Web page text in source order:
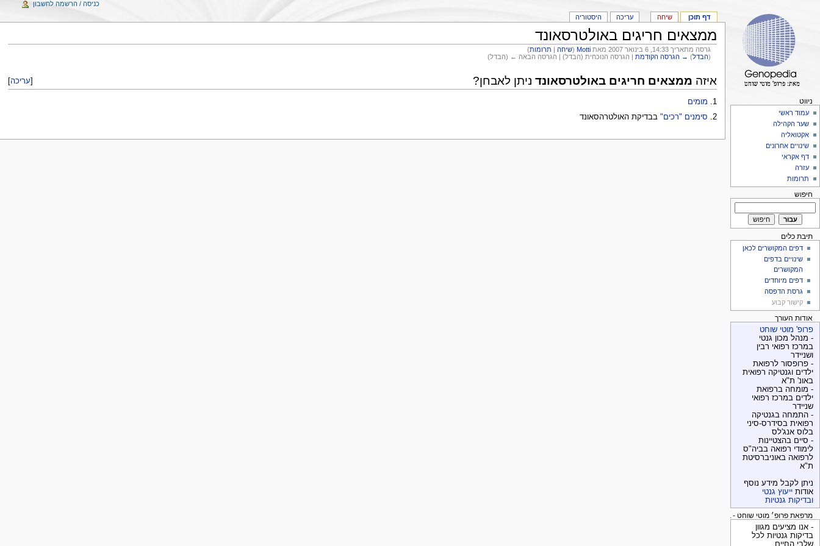
ממצאים חריגים באולטרסאונד
גרסה מתאריך 14:33, 6 בינואר 2007 מאת Motti
(שיחה | תרומות)
(הבדל) → הגרסה הקודמת | הגרסה הנוכחית (הבדל) | הגרסה הבאה ← (הבדל)
[עריכה] איזה ממצאים חריגים באולטרסאונדניתן לאבחן?
1.
מומים
2.
סימנים "רכים"בבדיקת האולטרהסאונד
דף תוכן שיחה עריכה היסטוריה
כניסה / הרשמה לחשבון
ניווט
עמוד ראשי
שער הקהילה
אקטואליה
שינויים אחרונים
דף אקראי
עזרה
תרומות
חיפוש
תיבת כלים
דפים המקושרים לכאן
שינויים בדפים
המקושרים
דפים מיוחדים
גרסת הדפסה
קישור קבוע
אודות העורך
פרופ' מוטי שוחט
- מנהל מכון גנטי
במרכז רפואי רבין
ושניידר
- פרופסור לרפואת
ילדים וגנטיקה רפואית
באונ' ת"א
- מומחה ברפואת
ילדים במרכז רפואי
שניידר
- התמחה בגנטיקה
רפואית בסידרס-סיני
בלוס אנג'לס
- סיים בהצטיינות
לימודי רפואה בביה"ס
לרפואה באוניברסיטת
ת"א
ניתן לקבל מידע נוסף
אודות ייעוץ גנטי
ובדיקות גנטיות
מרפאת פרופ׳ מוטי שוחט - בדיקות גנטיות
- אנו מציעים מגוון
בדיקות גנטיות לכל